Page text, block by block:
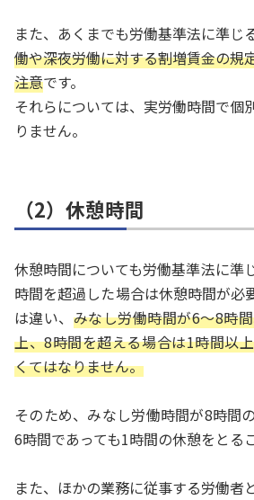
また、あくまでも労働基準法に準じ
働や深夜労働に対する割増賃金の規
注意です。
それらについては、実労働時間で個
りません。
（2）休憩時間
休憩時間についても労働基準法に準
時間を超過した場合は休憩時間が必
は違い、 みなし労働時間が6～8時
上、8時間を超える場合は1時間以
くてはなりません。
そのため、みなし労働時間が8時間
6時間であっても1時間の休憩をとる
また、ほかの業務に従事する労働者